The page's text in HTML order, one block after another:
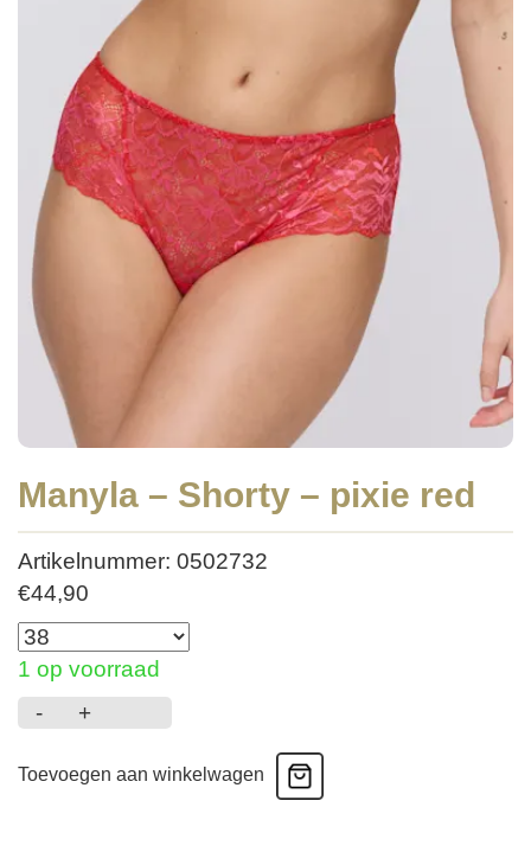
Manyla – Shorty – pixie red
Artikelnummer: 0502732
€44,90
1 op voorraad
-
Manyla
Shorty
+
Toevoegen aan winkelwagen